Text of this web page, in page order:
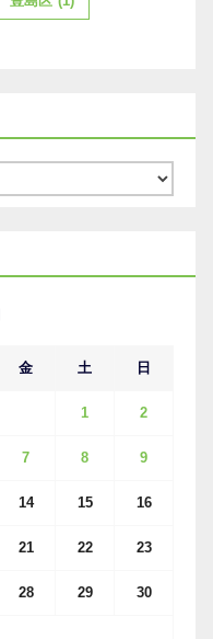
金 土 日
1 2
7 8 9
14 15 16
21 22 23
28 29 30